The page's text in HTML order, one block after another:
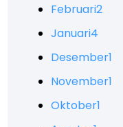
Februari2
Januari4
Desember1
November1
Oktober1